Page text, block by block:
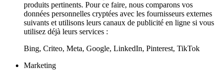
produits pertinents. Pour ce faire, nous comparons vos
données personnelles cryptées avec les fournisseurs externes
suivants et utilisons leurs canaux de publicité en ligne si vous
utilisez déjà leurs services :
Bing, Criteo, Meta, Google, LinkedIn, Pinterest, TikTok
Marketing